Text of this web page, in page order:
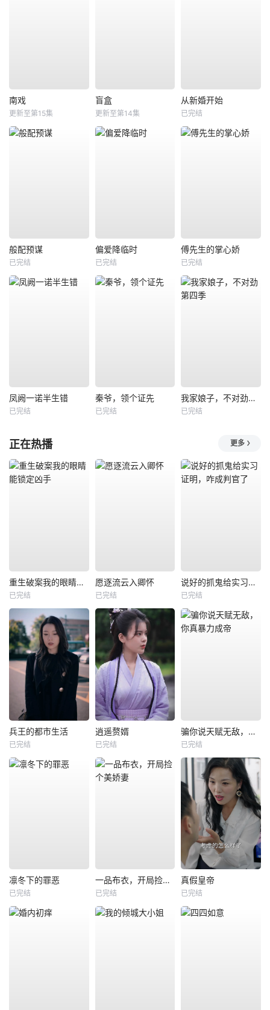
南戏
更新至第15集
盲盒
更新至第14集
从新婚开始
已完结
般配预谋
已完结
偏爱降临时
已完结
傅先生的掌心娇
已完结
凤阙一诺半生错
已完结
秦爷，领个证先
已完结
我家娘子，不对劲第四季
已完结
正在热播 更多
重生破案我的眼睛能锁定凶手
已完结
愿逐流云入卿怀
已完结
说好的抓鬼给实习证明，咋成判官了
已完结
兵王的都市生活
已完结
逍遥赘婿
已完结
骗你说天赋无敌，你真暴力成帝
已完结
凛冬下的罪恶
已完结
一品布衣，开局捡个美娇妻
已完结
真假皇帝
已完结